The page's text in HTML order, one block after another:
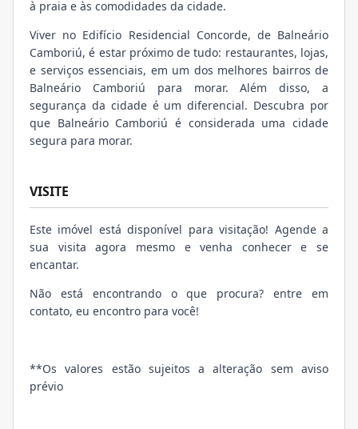
à praia e às comodidades da cidade.
Viver no Edifício Residencial Concorde, de Balneário
Camboriú, é estar próximo de tudo: restaurantes, lojas,
e serviços essenciais, em um dos melhores bairros de
Balneário Camboriú para morar. Além disso, a
segurança da cidade é um diferencial. Descubra por
que Balneário Camboriú é considerada uma cidade
segura para morar.
VISITE
Este imóvel está disponível para visitação! Agende a
sua visita agora mesmo e venha conhecer e se
encantar.
Não está encontrando o que procura? entre em
contato, eu encontro para você!
**Os valores estão sujeitos a alteração sem aviso
prévio